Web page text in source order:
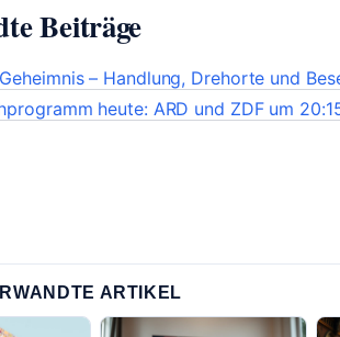
Beiträge
– Handlung, Drehorte und
heute: ARD und ZDF um
ARTIKEL